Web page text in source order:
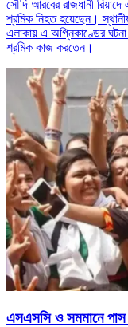
সৌদি আরবের রাজধানী
শ্রমিক নিহত হয়েছেন।
এলাকায় এ অগ্নিকাণ্ডের
শ্রমিক কাজ করতেন।
এসএসসি ও সমমানে পাস